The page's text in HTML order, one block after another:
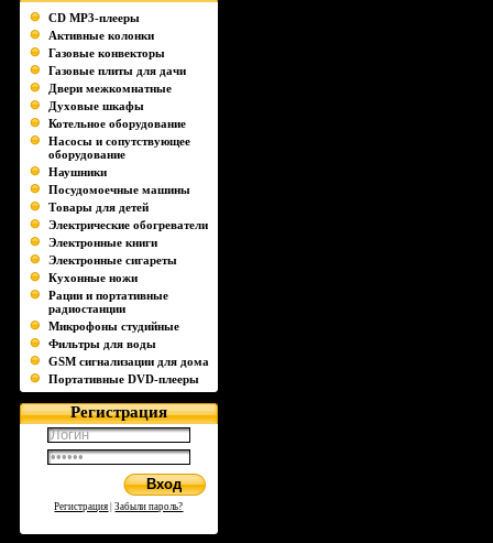
CD MP3-плееры
Активные колонки
Газовые конвекторы
Газовые плиты для дачи
Двери межкомнатные
Духовые шкафы
Котельное оборудование
Насосы и сопутствующее
оборудование
Наушники
Посудомоечные машины
Товары для детей
Электрические обогреватели
Электронные книги
Электронные сигареты
Кухонные ножи
Рации и портативные
радиостанции
Микрофоны студийные
Фильтры для воды
GSM сигнализации для дома
Портативные DVD-плееры
Регистрация
Регистрация |Забыли пароль?